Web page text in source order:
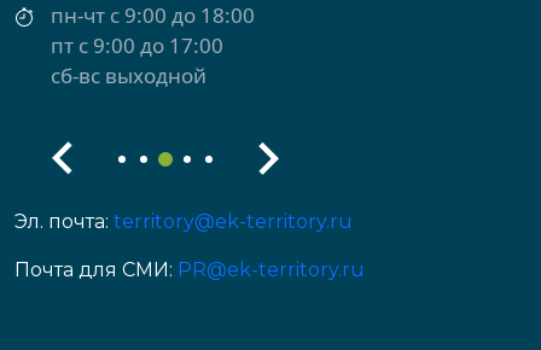
пн-чт с 9:00 до 18:00
пт с 9:00 до 17:00
сб-вс выходной
Эл. почта: territory@ek-territory.ru
Почта для СМИ: PR@ek-territory.ru